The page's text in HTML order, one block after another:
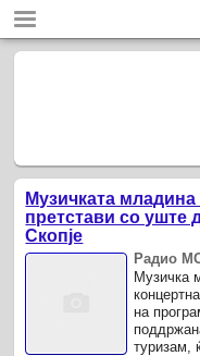
Музичката младина
претстави со уште
Скопје
Радио
Музичка
на
туризам,